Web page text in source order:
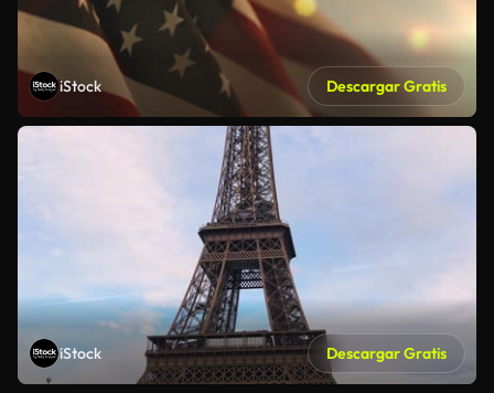
iStock Descargar Gratis
iStock Descargar Gratis